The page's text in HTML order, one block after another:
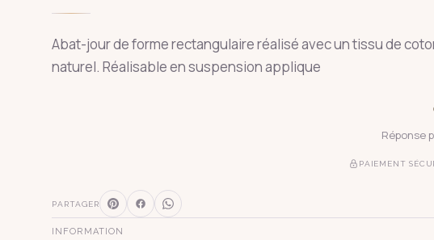
Abat-jour de forme rectangulaire réalisé avec un tissu de
naturel. Réalisable en suspension applique
Réponse
PAIEMENT
PARTAGER
INFORMATION